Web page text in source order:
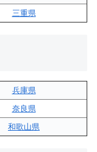
三重県
兵庫県
奈良県
和歌山県